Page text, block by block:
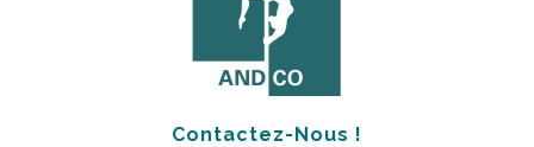
Contactez-Nous !